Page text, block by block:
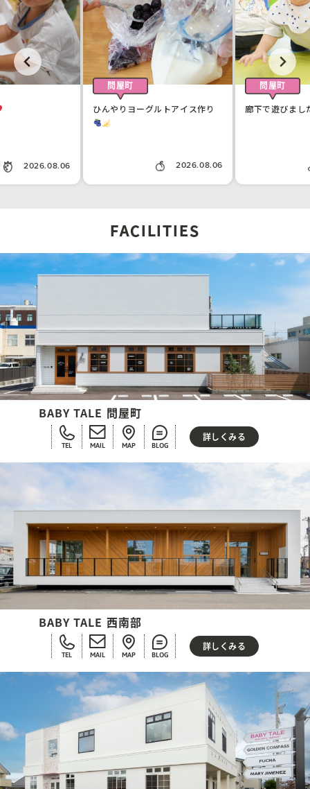
2026.08.06
問屋町
ひんやりヨーグルトアイス作り
2026.08.06
問屋町
廊下で遊びまし
FACILITIES
BABY TALE 問屋町
TEL MAIL MAP BLOG
詳しくみる
BABY TALE 西南部
TEL MAIL MAP BLOG
詳しくみる